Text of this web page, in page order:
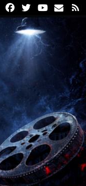
FacebookTwitterYoutube
Email